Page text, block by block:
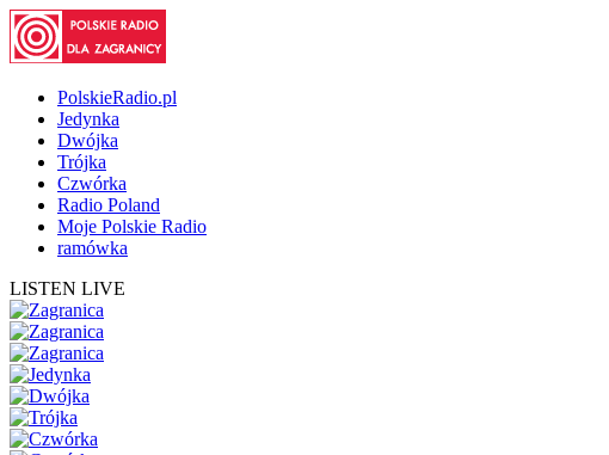
PolskieRadio.pl
Jedynka
Dwójka
Trójka
Czwórka
Radio Poland
Moje Polskie Radio
ramówka
LISTEN LIVE